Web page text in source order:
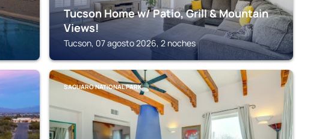
Tucson Home w/ Patio, Grill & Mountain
Views!
Tucson, 07 agosto 2026, 2 noches
SAGUARO NATIONAL PARK